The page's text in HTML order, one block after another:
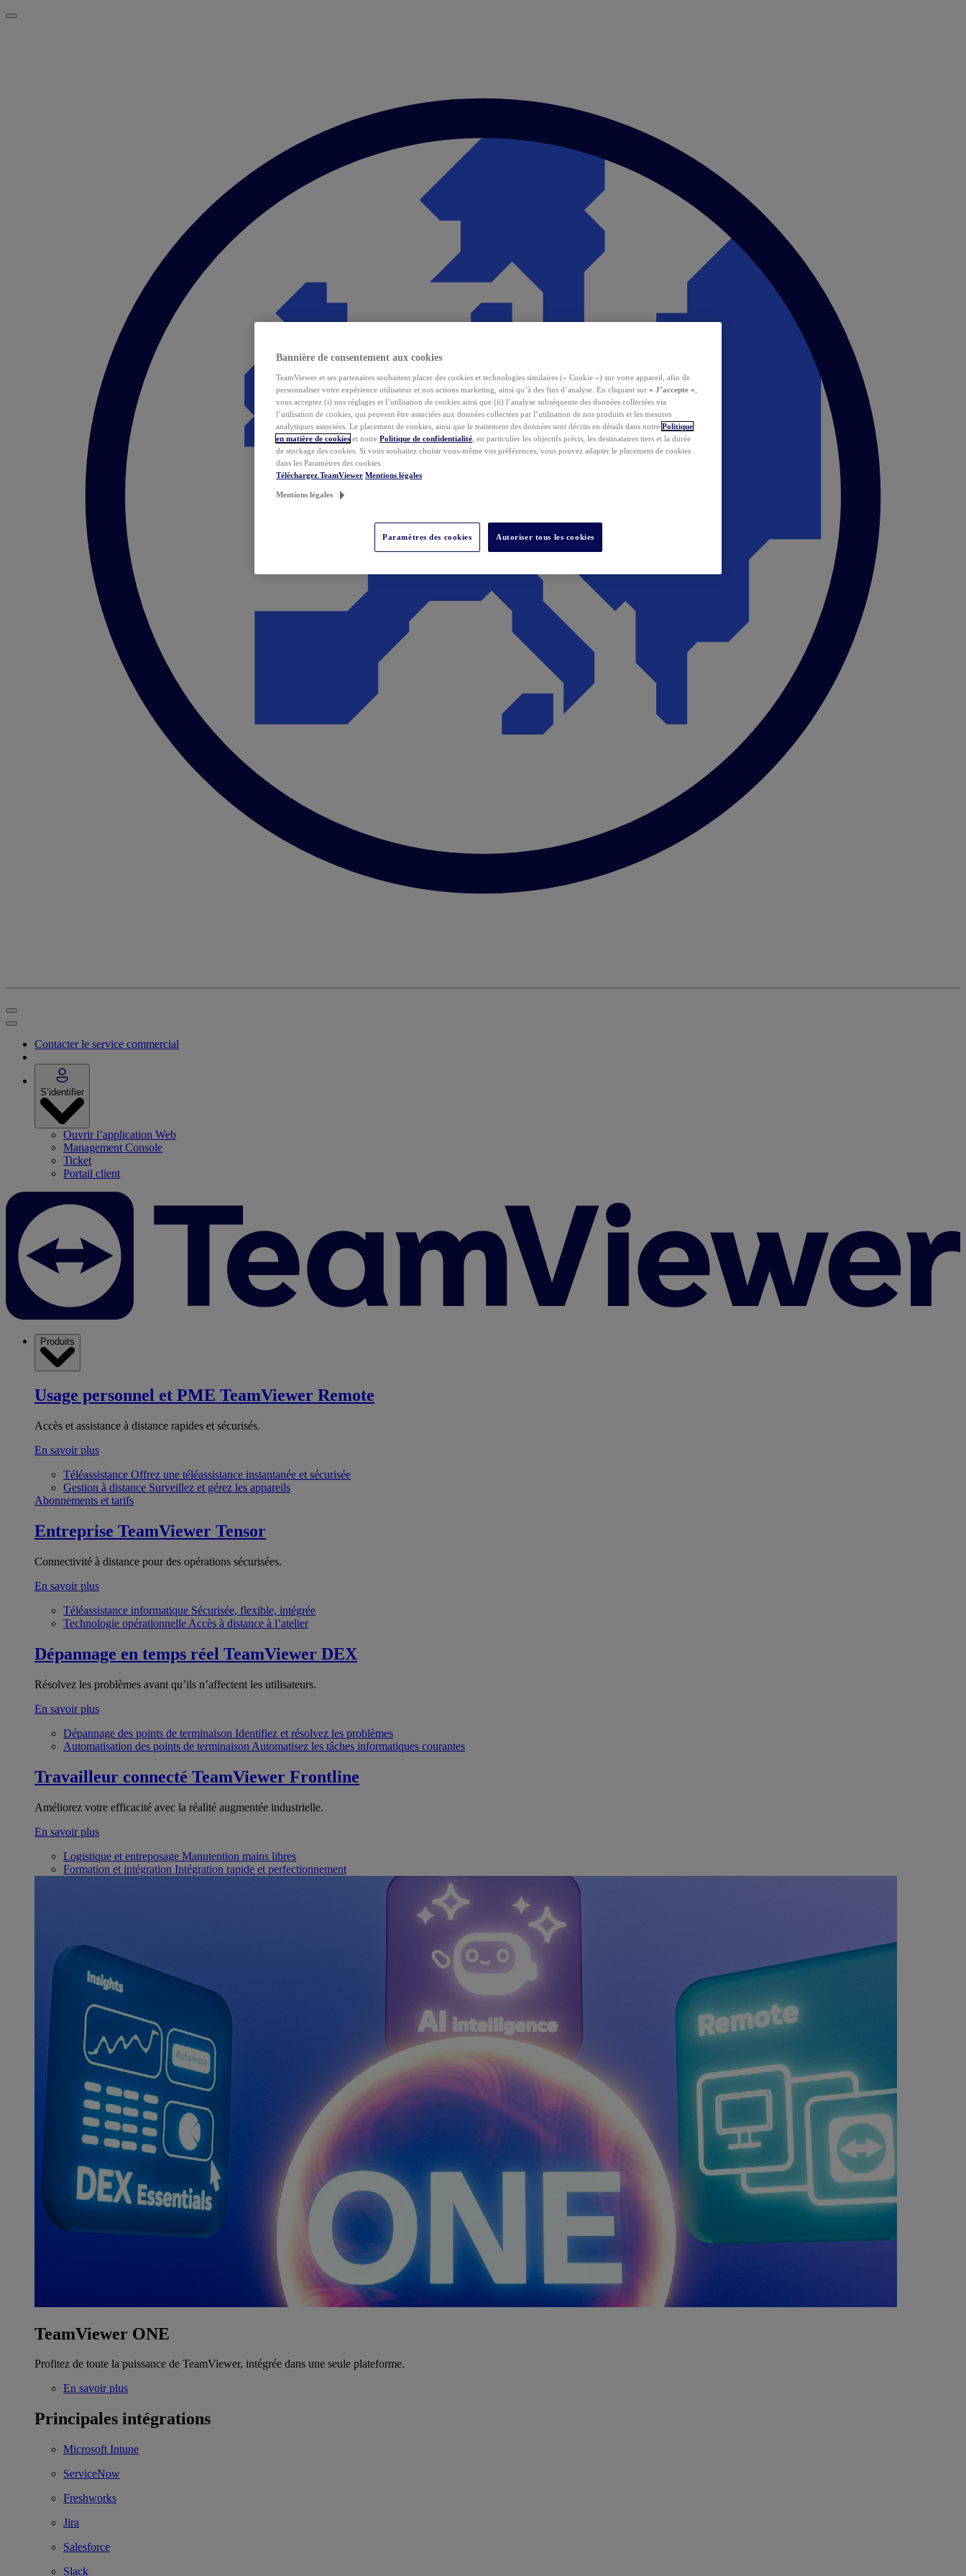
Contacter le service commercial
S’identifier
Ouvrir l’application Web
Management Console
Ticket
Portail client
Produits
Usage personnel et PME TeamViewer Remote
Accès et assistance à distance rapides et sécurisés.
En savoir plus
Téléassistance Offrez une téléassistance instantanée et sécurisée
Gestion à distance Surveillez et gérez les appareils
Abonnements et tarifs
Entreprise TeamViewer Tensor
Connectivité à distance pour des opérations sécurisées.
En savoir plus
Téléassistance informatique Sécurisée, flexible, intégrée
Technologie opérationnelle Accès à distance à l’atelier
Dépannage en temps réel TeamViewer DEX
Résolvez les problèmes avant qu’ils n’affectent les utilisateurs.
En savoir plus
Dépannage des points de terminaison Identifiez et résolvez les problèmes
Automatisation des points de terminaison Automatisez les tâches informatiques courantes
Travailleur connecté TeamViewer Frontline
Améliorez votre efficacité avec la réalité augmentée industrielle.
En savoir plus
Logistique et entreposage Manutention mains libres
Formation et intégration Intégration rapide et perfectionnement
TeamViewer ONE
Profitez de toute la puissance de TeamViewer, intégrée dans une seule plateforme.
En savoir plus
Principales intégrations
Microsoft Intune
ServiceNow
Freshworks
Jira
Salesforce
Slack
Bannière de consentement aux cookies
TeamViewer et ses partenaires souhaitent placer des cookies et technologies similaires (« Cookie ») sur votre appareil, afin de
personnaliser votre expérience utilisateur et nos actions marketing, ainsi qu’à des fins d’analyse. En cliquant sur « J’accepte »
vous acceptez (i) nos réglages et l’utilisation de cookies ainsi que (ii) l’analyse subséquente des données collectées via
l’utilisation de cookies, qui peuvent être associées aux données collectées par l’utilisation de nos produits et les mesures
analytiques associées. Le placement de cookies, ainsi que le traitement des données sont décrits en détails dans notre Politique
en matière de cookies et notre Politique de confidentialité , en particulier les objectifs précis, les destinataires tiers et la durée
de stockage des cookies. Si vous souhaitez choisir vous-même vos préférences, vous pouvez adapter le placement de cookies
dans les Paramètres des cookies.
Téléchargez TeamViewer Mentions légales
Mentions légales
Paramètres des cookies Autoriser tous les cookies